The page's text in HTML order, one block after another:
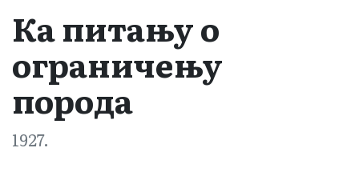
Ка питању о
ограничењу
порода
1927.